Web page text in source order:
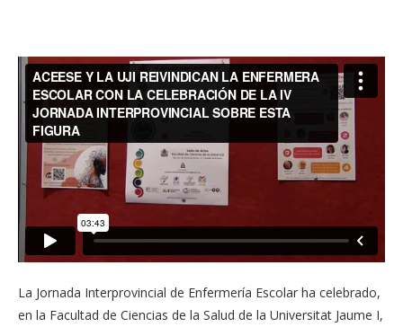
La Jornada Interprovincial de Enfermería Escolar ha celebrado,
en la Facultad de Ciencias de la Salud de la Universitat Jaume I,